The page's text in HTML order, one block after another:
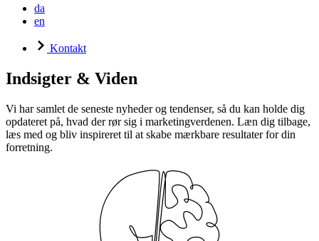
da
en
Kontakt
Indsigter & Viden
Vi har samlet de seneste nyheder og tendenser, så du kan holde dig
opdateret på, hvad der rør sig i marketingverdenen. Læn dig tilbage,
læs med og bliv inspireret til at skabe mærkbare resultater for din
forretning.